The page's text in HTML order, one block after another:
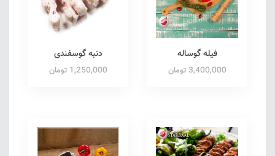
فیله گوساله
3,400,000 تومان
دنبه گوسفندی
1,250,000 تومان